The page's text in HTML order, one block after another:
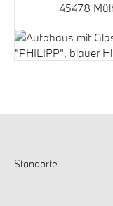
45478
Standorte